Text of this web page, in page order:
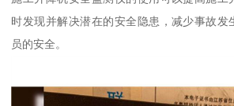
时发现并解决潜在的安全隐患，减少事故发
员的安全。